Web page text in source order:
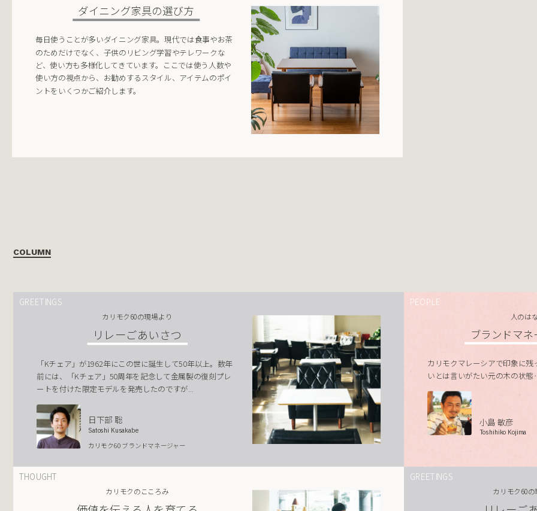
ダイニング家具の選び方
毎日使うことが多いダイニング家具。現代では食事やお茶
のためだけでなく、子供のリビング学習やテレワークな
ど、使い方も多様化してきています。ここでは使う人数や
使い方の視点から、お勧めするスタイル、アイテムのポイ
ントをいくつかご紹介します。
COLUMN
GREETINGS
カリモク60の現場より
リレーごあいさつ
「Kチェア」が1962年にこの世に誕生して50年以上。数年
前には、「Kチェア」50周年を記念して金属製の復刻プレ
ートを付けた限定モデルを発売したのですが...
日下部 聡
Satoshi Kusakabe
カリモク60 ブランドマネージャー
PEOPLE
人のは
ブランドマ
カリモクマレーシアで印象に
いとは言いがたい元の木の状
小島 敏彦
Toshihiko Kojima
THOUGHT
カリモクのこころみ
GREETINGS
カリモク60